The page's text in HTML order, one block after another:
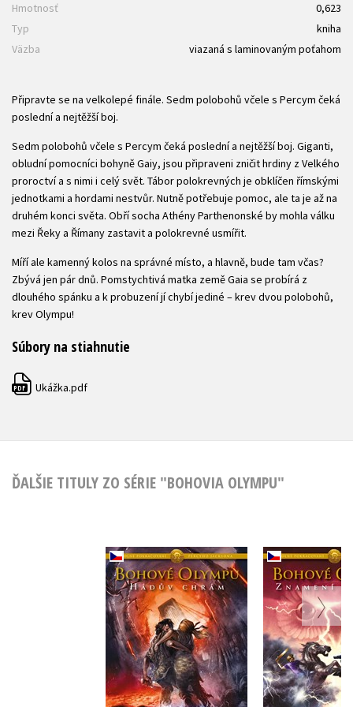
Hmotnosť
0,623
Typ
kniha
Väzba
viazaná s laminovaným poťahom
Připravte se na velkolepé finále. Sedm polobohů včele s Percym čeká
poslední a nejtěžší boj.
Sedm polobohů včele s Percym čeká poslední a nejtěžší boj. Giganti,
obludní pomocníci bohyně Gaiy, jsou připraveni zničit hrdiny z Velkého
proroctví a s nimi i celý svět. Tábor polokrevných je obklíčen římskými
jednotkami a hordami nestvůr. Nutně potřebuje pomoc, ale ta je až na
druhém konci světa. Obří socha Athény Parthenonské by mohla válku
mezi Řeky a Římany zastavit a polokrevné usmířit.
Míří ale kamenný kolos na správné místo, a hlavně, bude tam včas?
Zbývá jen pár dnů. Pomstychtivá matka země Gaia se probírá z
dlouhého spánku a k probuzení jí chybí jediné – krev dvou polobohů,
krev Olympu!
Súbory na stiahnutie
PDF Ukážka.pdf
ĎALŠIE TITULY ZO SÉRIE "BOHOVIA OLYMPU"
Bohové Olympu –
Hádův chrám
Rick Riordan
Bohové
Znamení
Rick